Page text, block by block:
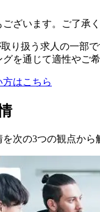
ざいます。ご了承く
り扱う求人の一部
を通じて適性やご
はこちら
次の3つの観点から